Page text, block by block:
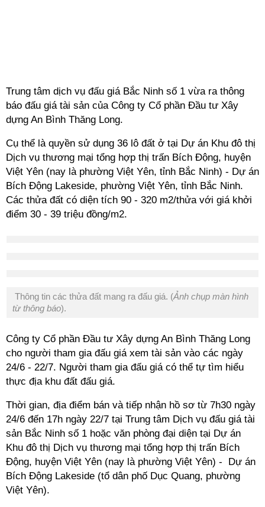
Trung tâm dịch vụ đấu giá Bắc Ninh số 1 vừa ra thông
báo đấu giá tài sản của Công ty Cổ phần Đầu tư Xây
dựng An Bình Thăng Long.
Cụ thể là quyền sử dụng 36 lô đất ở tại Dự án Khu đô thị
Dịch vụ thương mại tổng hợp thị trấn Bích Động, huyện
Việt Yên (nay là phường Việt Yên, tỉnh Bắc Ninh) - Dự án
Bích Động Lakeside, phường Việt Yên, tỉnh Bắc Ninh.
Các thửa đất có diện tích 90 - 320 m2/thửa với giá khởi
điểm 30 - 39 triệu đồng/m2.
Thông tin các thửa đất mang ra đấu giá. (Ảnh chụp màn hình
từ thông báo).
Công ty Cổ phần Đầu tư Xây dựng An Bình Thăng Long
cho người tham gia đấu giá xem tài sản vào các ngày
24/6 - 22/7. Người tham gia đấu giá có thể tự tìm hiểu
thực địa khu đất đấu giá.
Thời gian, địa điểm bán và tiếp nhận hồ sơ từ 7h30 ngày
24/6 đến 17h ngày 22/7 tại Trung tâm Dịch vụ đấu giá tài
sản Bắc Ninh số 1 hoặc văn phòng đại diện tại Dự án
Khu đô thị Dịch vụ thương mại tổng hợp thị trấn Bích
Động, huyện Việt Yên (nay là phường Việt Yên) - Dự án
Bích Động Lakeside (tổ dân phố Dục Quang, phường
Việt Yên).